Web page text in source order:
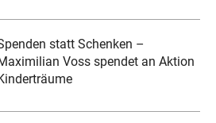
statt Schenken –
Voss spendet an Aktion